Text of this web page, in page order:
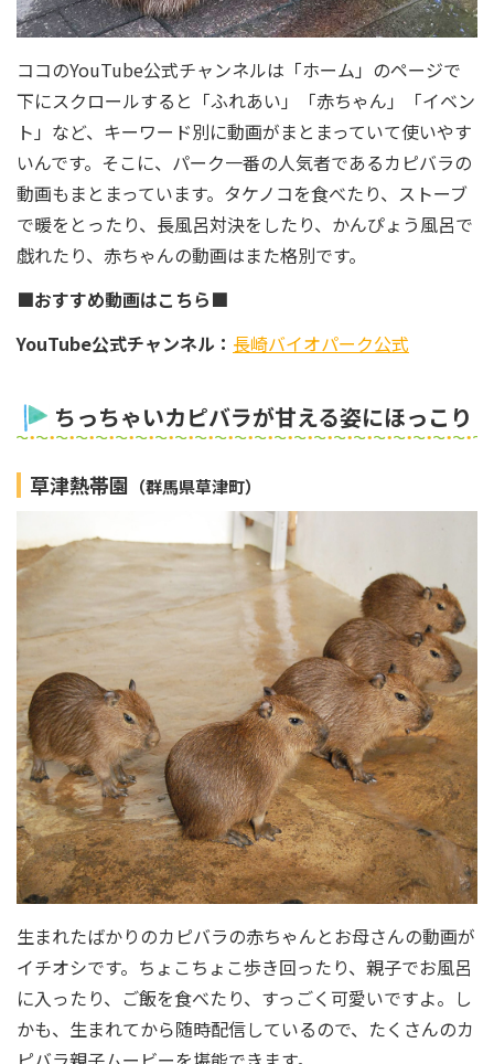
ココのYouTube公式チャンネルは「ホーム」のページで
下にスクロールすると「ふれあい」「赤ちゃん」「イベン
ト」など、キーワード別に動画がまとまっていて使いやす
いんです。そこに、パーク一番の人気者であるカピバラの
動画もまとまっています。タケノコを食べたり、ストーブ
で暖をとったり、長風呂対決をしたり、かんぴょう風呂で
戯れたり、赤ちゃんの動画はまた格別です。
■おすすめ動画はこちら■
YouTube公式チャンネル： 長崎バイオパーク公式
ちっちゃいカピバラが甘える姿にほっこり
草津熱帯園 （群馬県草津町）
生まれたばかりのカピバラの赤ちゃんとお母さんの動画が
イチオシです。ちょこちょこ歩き回ったり、親子でお風呂
に入ったり、ご飯を食べたり、すっごく可愛いですよ。し
かも、生まれてから随時配信しているので、たくさんのカ